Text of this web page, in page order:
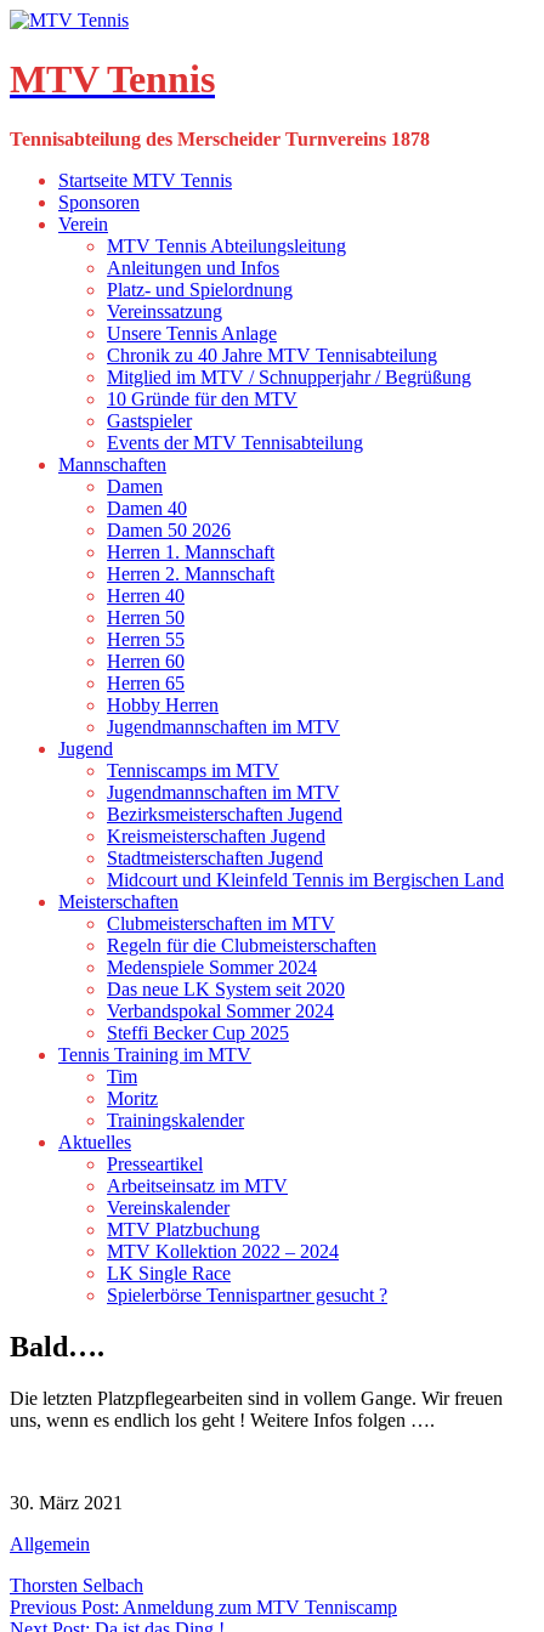
Skip
content
MTV Tennis
Tennisabteilung des Merscheider Turnvereins 1878
Startseite MTV Tennis
Sponsoren
Verein
MTV Tennis Abteilungsleitung
Anleitungen und Infos
Platz- und Spielordnung
Vereinssatzung
Unsere Tennis Anlage
Chronik zu 40 Jahre MTV Tennisabteilung
Mitglied im MTV / Schnupperjahr / Begrüßung
10 Gründe für den MTV
Gastspieler
Events der MTV Tennisabteilung
Mannschaften
Damen
Damen 40
Damen 50 2026
Herren 1. Mannschaft
Herren 2. Mannschaft
Herren 40
Herren 50
Herren 55
Herren 60
Herren 65
Hobby Herren
Jugendmannschaften im MTV
Jugend
Tenniscamps im MTV
Jugendmannschaften im MTV
Bezirksmeisterschaften Jugend
Kreismeisterschaften Jugend
Stadtmeisterschaften Jugend
Midcourt und Kleinfeld Tennis im Bergischen Land
Meisterschaften
Clubmeisterschaften im MTV
Regeln für die Clubmeisterschaften
Medenspiele Sommer 2024
Das neue LK System seit 2020
Verbandspokal Sommer 2024
Steffi Becker Cup 2025
Tennis Training im MTV
Tim
Moritz
Trainingskalender
Aktuelles
Presseartikel
Arbeitseinsatz im MTV
Vereinskalender
MTV Platzbuchung
MTV Kollektion 2022 – 2024
LK Single Race
Spielerbörse Tennispartner gesucht ?
Bald….
Die letzten Platzpflegearbeiten sind in vollem Gange. Wir freuen
uns, wenn es endlich los geht ! Weitere Infos folgen ….
30. März 2021
Allgemein
Thorsten Selbach
Beitragsnavigation
Previous Post: Anmeldung zum MTV Tenniscamp